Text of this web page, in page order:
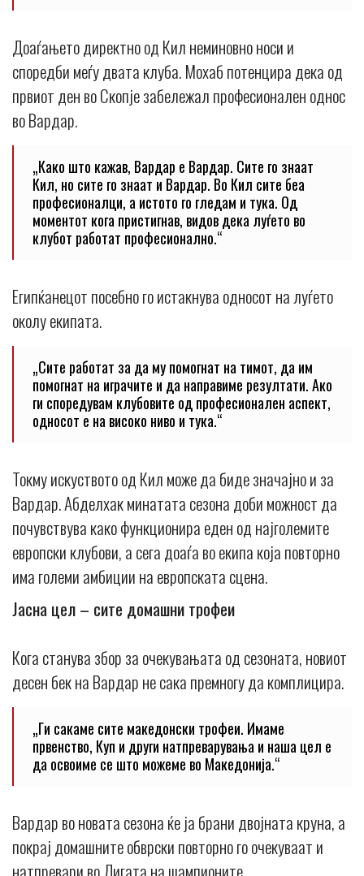
Доаѓањето директно од Кил неминовно носи и
споредби меѓу двата клуба. Мохаб потенцира дека од
првиот ден во Скопје забележал професионален однос
во Вардар.
„Како што кажав, Вардар е Вардар. Сите го знаат
Кил, но сите го знаат и Вардар. Во Кил сите беа
професионалци, а истото го гледам и тука. Од
моментот кога пристигнав, видов дека луѓето во
клубот работат професионално.“
Египќанецот посебно го истакнува односот на луѓето
околу екипата.
„Сите работат за да му помогнат на тимот, да им
помогнат на играчите и да направиме резултати. Ако
ги споредувам клубовите од професионален аспект,
односот е на високо ниво и тука.“
Токму искуството од Кил може да биде значајно и за
Вардар. Абделхак минатата сезона доби можност да
почувствува како функционира еден од најголемите
европски клубови, а сега доаѓа во екипа која повторно
има големи амбиции на европската сцена.
Јасна цел – сите домашни трофеи
Кога станува збор за очекувањата од сезоната, новиот
десен бек на Вардар не сака премногу да комплицира.
„Ги сакаме сите македонски трофеи. Имаме
првенство, Куп и други натпреварувања и наша цел е
да освоиме се што можеме во Македонија.“
Вардар во новата сезона ќе ја брани двојната круна, а
покрај домашните обврски повторно го очекуваат и
натпревари во Лигата на шампионите.